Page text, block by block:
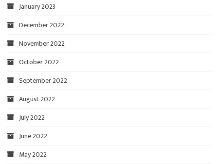
January 2023
December 2022
November 2022
October 2022
September 2022
August 2022
July 2022
June 2022
May 2022